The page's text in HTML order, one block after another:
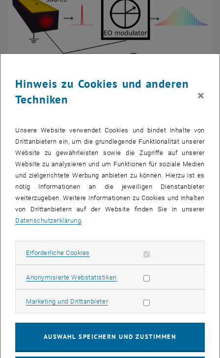
Subseiten von News
New Publication
13. Oktober 2025
Tunable comb operation in terahertz quantum cascade ring
06. Oktober 2025
22. Juli 2025
Attosecond Rabi oscillations in high harmonic generation
resonantly driven by extreme ultraviolet laser fields
Hinweis zu Cookies und anderen
Techniken
×
Unsere Website verwendet Cookies und bindet Inhalte von
Drittanbietern ein, um die grundlegende Funktionalität unserer
Website zu gewährleisten sowie die Zugriffe auf unserer
Website zu analysieren und um Funktionen für soziale Medien
und zielgerichtete Werbung anbieten zu können. Hierzu ist es
nötig Informationen an die jeweiligen Dienstanbieter
weiterzugeben. Weitere Informationen zu Cookies und Inhalten
von Drittanbietern auf der Website finden Sie in unserer
Datenschutzerklärung
Erforderliche Cookies Erforderliche Cookies zulassen
Anonymisierte WebstatistikenStatistik Cookies zulassen
Marketing und DrittanbieterMarketing Cookies zulassen
AUSWAHL SPEICHERN UND ZUSTIMMEN